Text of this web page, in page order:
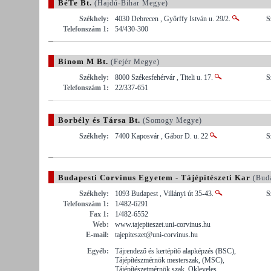
BéTe Bt. (Hajdú-Bihar Megye)
Székhely:
4030 Debrecen , Győrffy István u. 29/2.
Telefonszám 1:
54/430-300
Binom M Bt. (Fejér Megye)
Székhely:
8000 Székesfehérvár , Titeli u. 17.
Telefonszám 1:
22/337-651
Borbély és Társa Bt. (Somogy Megye)
Székhely:
7400 Kaposvár , Gábor D. u. 22
Budapesti Corvinus Egyetem - Tájépítészeti Kar
Székhely:
1093 Budapest , Villányi út 35-43.
Telefonszám 1:
1/482-6291
Fax 1:
1/482-6552
Web:
www.tajepiteszet.uni-corvinus.hu
E-mail:
tajepiteszet@uni-corvinus.hu
Egyéb:
Tájrendező és kertépítő alapképzés (BSC),
Tájépítészmérnök mesterszak, (MSC),
Tájépítészetmérnök szak, Okleveles